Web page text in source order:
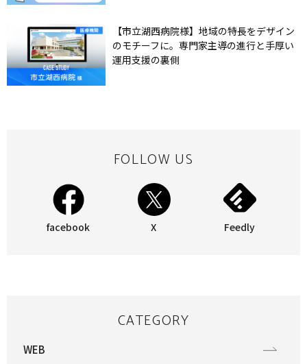
【市立湖西病院様】地域の特長をデザイン
のモチーフに。専門家主導の進行と手厚い
運用支援の裏側
FOLLOW US
facebook X Feedly
CATEGORY
WEB